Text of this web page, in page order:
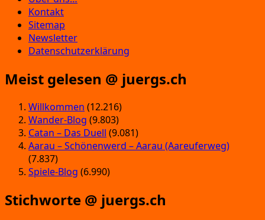
Kontakt
Sitemap
Newsletter
Datenschutzerklärung
Meist gelesen @ juergs.ch
Willkommen (12.216)
Wander-Blog (9.803)
Catan – Das Duell (9.081)
Aarau – Schönenwerd – Aarau (Aareuferweg)
(7.837)
Spiele-Blog (6.990)
Stichworte @ juergs.ch